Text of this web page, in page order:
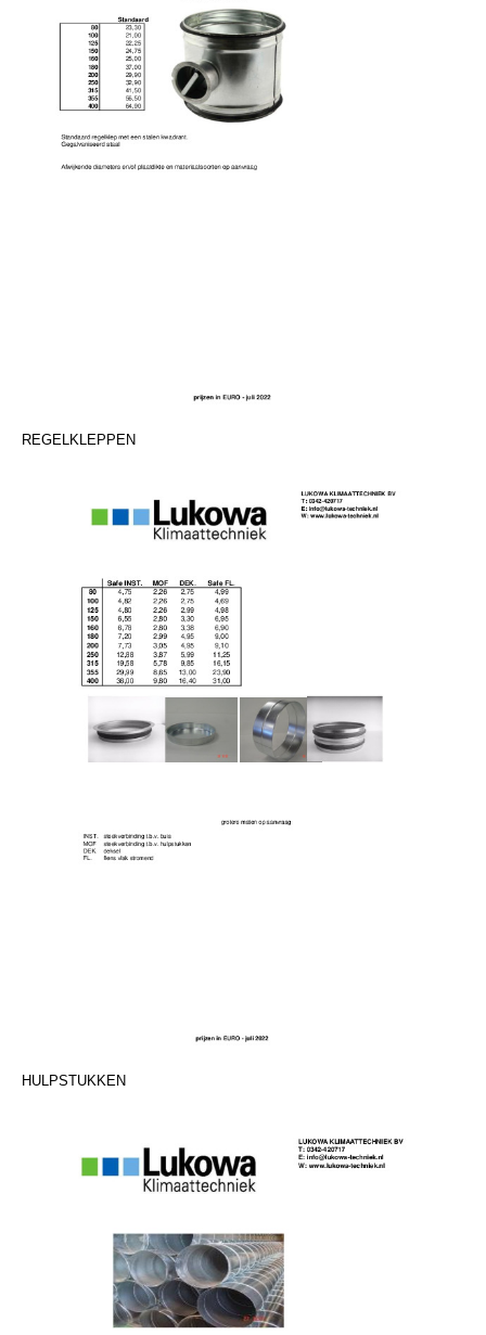
REGELKLEPPEN
HULPSTUKKEN